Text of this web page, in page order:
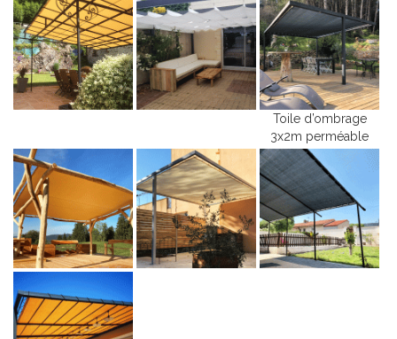
Toile d’ombrage
3x2m perméable